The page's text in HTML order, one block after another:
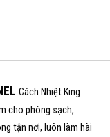
Cách Nhiệt King
cho phòng sạch,
tận nơi, luôn làm hài